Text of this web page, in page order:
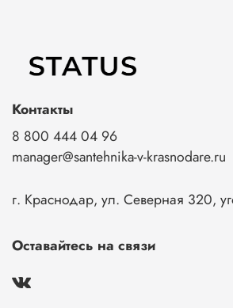
Контакты
8 800 444 04 96
manager@santehnika-v-krasnodare.ru
г. Краснодар, ул. Северная 320,
Оставайтесь на связи